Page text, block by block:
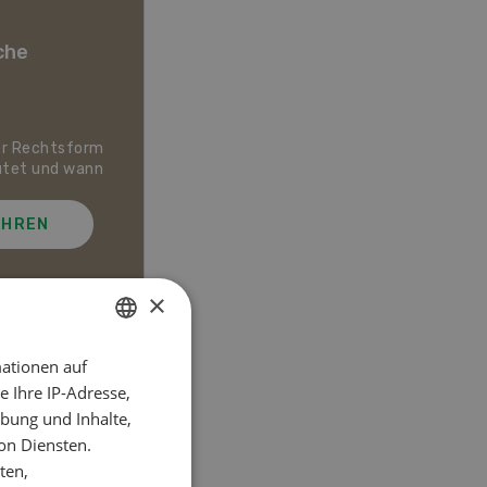
Rechtsform
und wann
FRENCH
×
auf
Ihre IP-Adresse,
und Inhalte,
Diensten.